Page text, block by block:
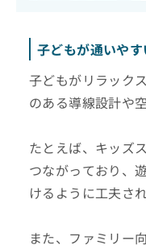
子どもが通いや
子どもがリラック
のある導線設計や
たとえば、キッズ
つながっており、
けるように工夫さ
また、ファミリー